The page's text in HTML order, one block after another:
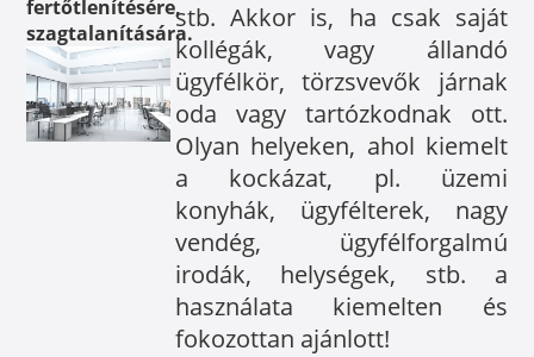
fertőtlenítésére,
szagtalanítására.stb. Akkor is, ha csak saját
kollégák, vagy állandó
ügyfélkör, törzsvevők járnak
oda vagy tartózkodnak ott.
Olyan helyeken, ahol kiemelt
a kockázat, pl. üzemi
konyhák, ügyfélterek, nagy
vendég, ügyfélforgalmú
irodák, helységek, stb. a
használata kiemelten és
fokozottan ajánlott!